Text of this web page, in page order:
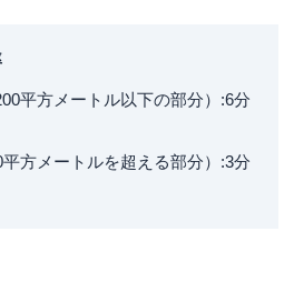
平方メートル以下の部分）:6分
方メートルを超える部分）:3分